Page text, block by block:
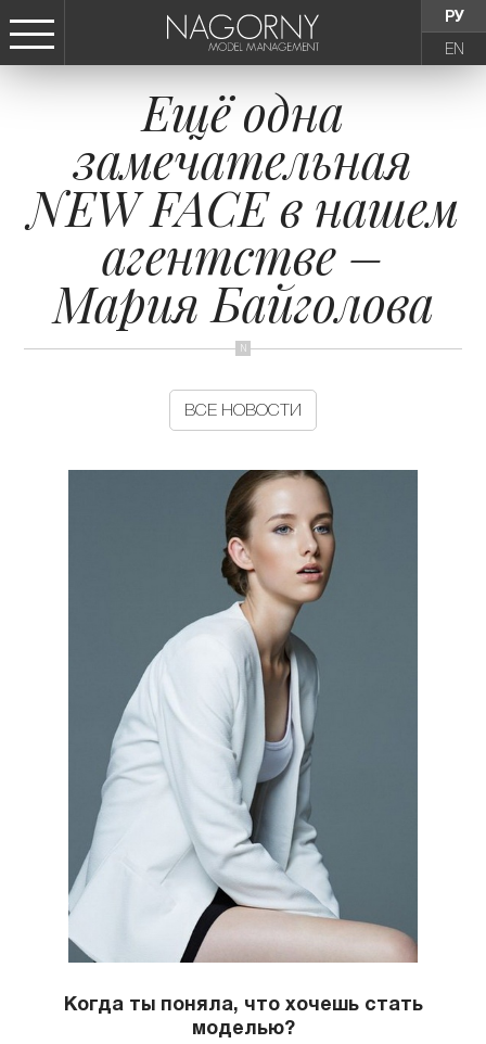
РУ
EN
СТАТЬ МОДЕЛЬЮ
ДЕВУШКИ
ТИНЕЙДЖЕРЫ
ДЕТИ
АГЕНТСТВО
НОВОСТИ
КОНТАКТЫ
Ещё одна
замечательная
NEW FACE в нашем
агентстве –
Мария Байголова
ВСЕ НОВОСТИ
Когда ты поняла, что хочешь стать
моделью?